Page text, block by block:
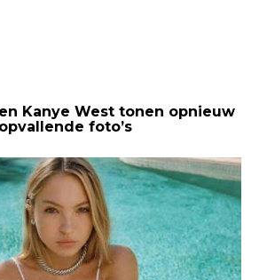
Kanye West tonen opnieuw
foto’s